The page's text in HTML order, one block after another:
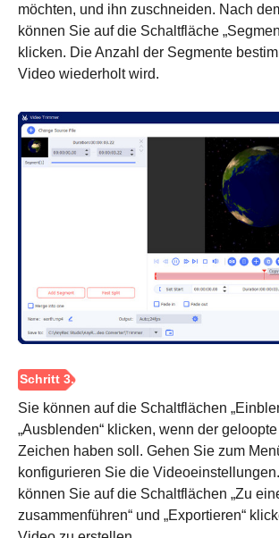
Schritt 2.
möchten, und ihn zuschneiden. Nach
können Sie auf die Schaltfläche
klicken. Die Anzahl der Segmente
Video wiederholt wird.
Sie können auf die Schaltflächen
„Ausblenden“ klicken, wenn der
Zeichen haben soll. Gehen Sie zum
konfigurieren Sie die
können Sie auf die Schaltflächen „Zu
zusammenführen“ und „Exportieren“